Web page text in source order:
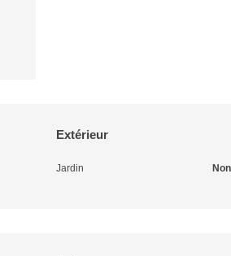
Extérieur
Jardin Non